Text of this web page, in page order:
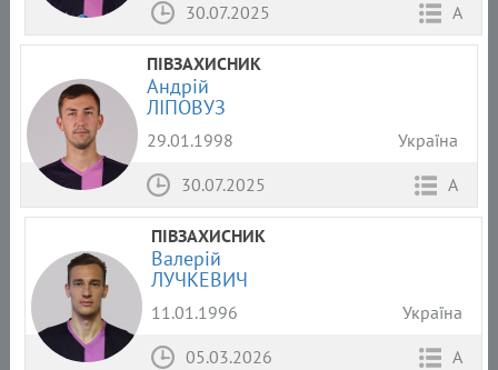
30.07.2025
А
ПІВЗАХИСНИК
Андрій
ЛІПОВУЗ
29.01.1998
Україна
30.07.2025
А
ПІВЗАХИСНИК
Валерій
ЛУЧКЕВИЧ
11.01.1996
Україна
05.03.2026
А